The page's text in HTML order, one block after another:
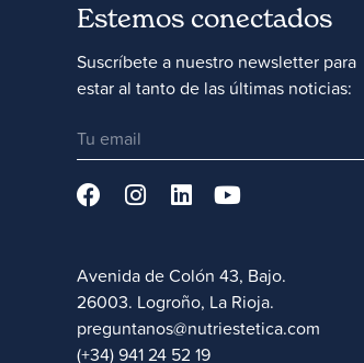
Estemos conectados
Suscríbete a nuestro newsletter para
estar al tanto de las últimas noticias:
Avenida de Colón 43, Bajo.
26003. Logroño, La Rioja.
preguntanos@nutriestetica.com
(+34) 941 24 52 19